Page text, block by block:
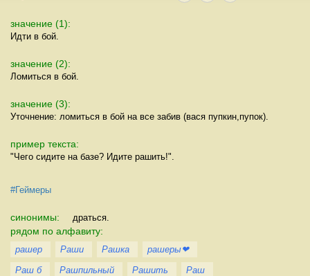
значение (1):
Идти в бой.
значение (2):
Ломиться в бой.
значение (3):
Уточнение: ломиться в бой на все забив (вася пупкин,пупок).
пример текста:
"Чего сидите на базе? Идите рашить!".
#Геймеры
синонимы: драться.
рядом по алфавиту:
рашер Раши Рашка
рашеры❤
Раш б
Рашпильный Рашить
Раш